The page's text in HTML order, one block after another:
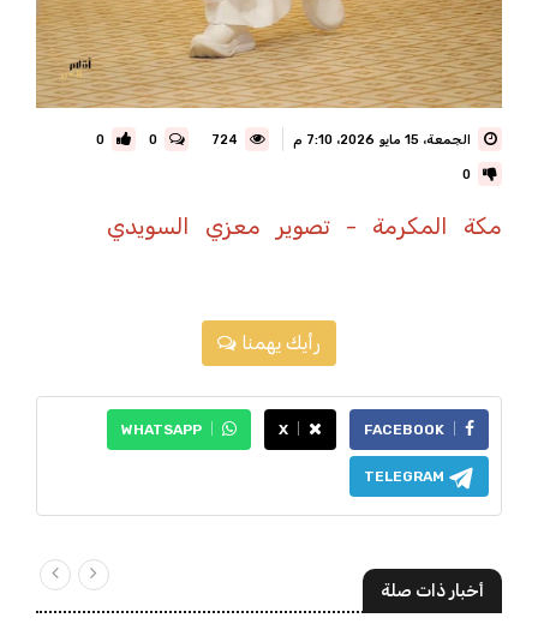
الجمعة، 15 مايو 2026، 7:10 م 0
0
0
مكة المكرمة - تصوير معزي السويدي
رأيك يهمنا
FACEBOOK
X
WHATSAPP
TELEGRAM
أخبار ذات صلة